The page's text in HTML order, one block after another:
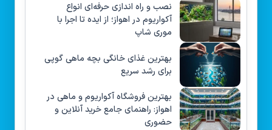
نصب و راه‌ اندازی حرفه‌ای انواع
آکواریوم در اهواز؛ از ایده تا اجرا با
موری شاپ
بهترین غذای خانگی بچه ماهی گوپی
برای رشد سریع
بهترین فروشگاه آکواریوم و ماهی در
اهواز: راهنمای جامع خرید آنلاین و
حضوری